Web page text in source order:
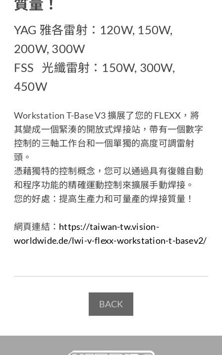
質量！
YAG 雅各雷射：120W, 150W,
200W, 300W
FSS 光纖雷射：150W, 300W,
450W
Workstation T-Base V3 擴展了您的 FLEXX，將
其變成一個緊湊的開放式焊接站，帶有一個數字
控制的三軸工作台和一個單獨的高度可調雷射
頭。
憑藉獨特的控制概念，您可以通過具有復雜自動
和程序功能的精確運動控制來擴展手動焊接。
您的好處：提高生產力和可量產的焊接質量！
網頁連結： https://taiwan-tw.vision-
worldwide.de/lwi-v-flexx-workstation-t-basev2/
BACK